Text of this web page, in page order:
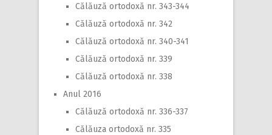
Călăuză ortodoxă nr. 343-344
Călăuză ortodoxă nr. 342
Călăuză ortodoxă nr. 340-341
Călăuză ortodoxă nr. 339
Călăuză ortodoxă nr. 338
Anul 2016
Călăuză ortodoxă nr. 336-337
Călăuza ortodoxă nr. 335